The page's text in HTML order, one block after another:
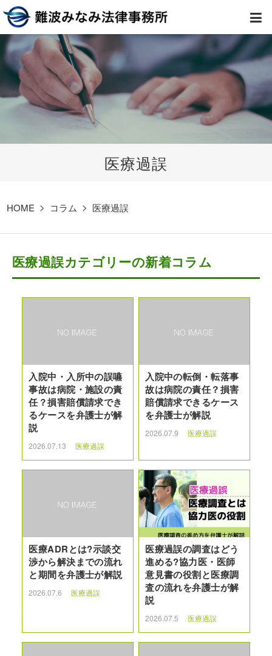
医療過誤
HOME コラム 医療過誤
医療過誤カテゴリーの新着コラム
入院中・入所中の誤嚥
事故は病院・施設の責
任？損害賠償請求でき
るケースを弁護士が解
説
2026.07.13 医療過誤
入院中の転倒・転落事
故は病院の責任？損害
賠償請求できるケース
を弁護士が解説
2026.07.9 医療過誤
医療ADRとは?示談交
渉から解決までの流れ
と期間を弁護士が解説
2026.07.6 医療過誤
医療過誤の調査はどう
進める?協力医・医師
意見書の役割と医療調
査の流れを弁護士が解
説
2026.07.5 医療過誤
弁護士紹介
取扱業務
費用